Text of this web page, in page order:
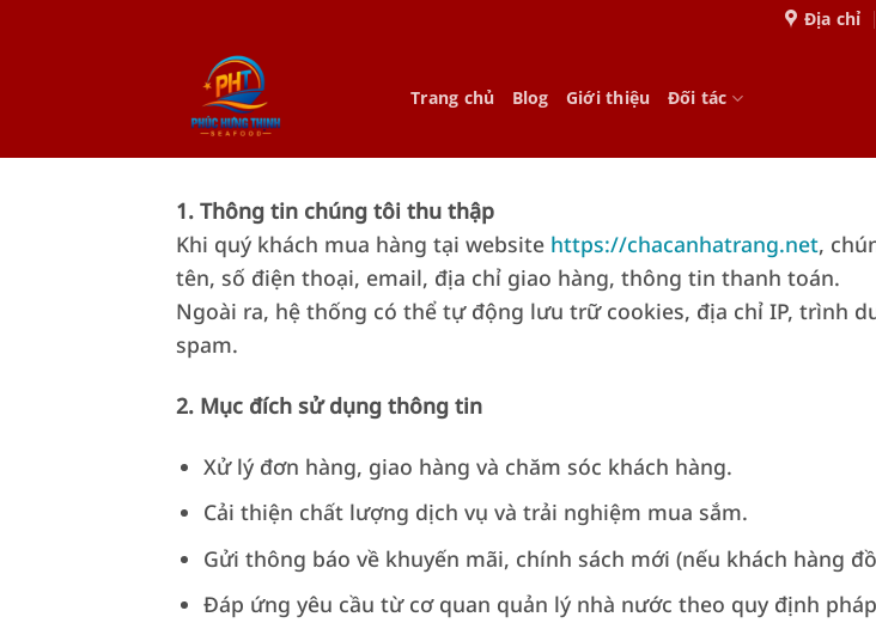
Địa chỉ
Trang chủ Blog Giới thiệu Đối tác
1. Thông tin chúng tôi thu thập
Khi quý khách mua hàng tại website https://chacanhatrang.net,
tên, số điện thoại, email, địa chỉ giao hàng, thông tin thanh toán.
Ngoài ra, hệ thống có thể tự động lưu trữ cookies, địa chỉ IP, trình
spam.
2. Mục đích sử dụng thông tin
Xử lý đơn hàng, giao hàng và chăm sóc khách hàng.
Cải thiện chất lượng dịch vụ và trải nghiệm mua sắm.
Gửi thông báo về khuyến mãi, chính sách mới (nếu khách hàng
Đáp ứng yêu cầu từ cơ quan quản lý nhà nước theo quy định